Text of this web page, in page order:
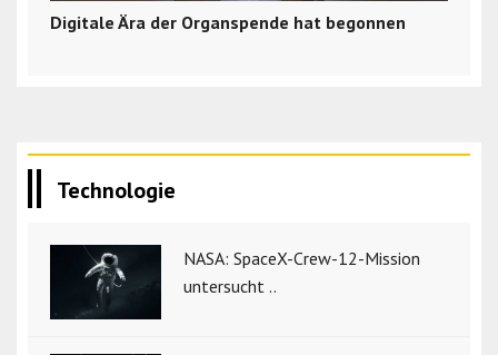
Digitale Ära der Organspende hat begonnen
Technologie
NASA: SpaceX-Crew-12-Mission
untersucht ..